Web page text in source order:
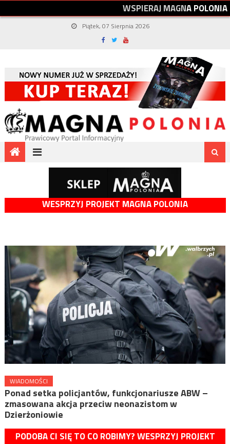
WSPIERAJMAGNAPOLONIA
Piątek, 07 Sierpnia 2026
WESPRZYJ PROJEKT MAGNA POLONIA
WIADOMOŚCI
Ponad setka policjantów, funkcjonariusze ABW –
zmasowana akcja przeciw neonazistom w
Dzierżoniowie
PODOBA CI SIĘ TO CO ROBIMY? WESPRZYJ PROJEKT